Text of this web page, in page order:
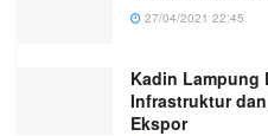
27/04/2021 22:45
Kadin Lampung
Infrastruktur
Ekspor